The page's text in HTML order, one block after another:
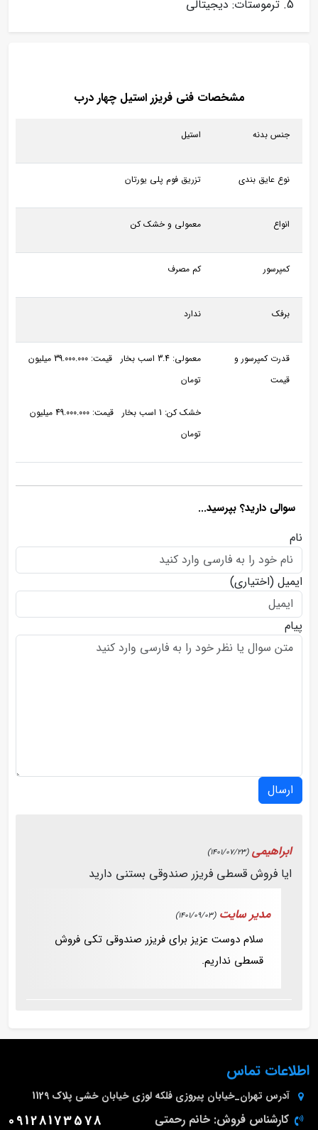
ترموستات: دیجیتالی
مشخصات فنی فریزر استیل چهار درب
جنس بدنه استیل
نوع عایق بندی تزریق فوم پلی یورتان
انواع معمولی و خشک کن
کمپرسور کم مصرف
برفک ندارد
قدرت کمپرسور و
قیمت
معمولی: 3.4 اسب بخار قیمت: 39.000.000 میلیون
تومان
خشک کن: 1 اسب بخار قیمت: 49.000.000 میلیون
تومان
سوالی دارید؟ بپرسید...
نام
ایمیل (اختیاری)
پیام
ارسال
ابراهیمی (1401/07/23)
ایا فروش قسطی فریزر صندوقی بستنی دارید
مدیر سایت (1401/09/03)
سلام دوست عزیز برای فریزر صندوقی تکی فروش
قسطی نداریم.
اطلاعات تماس
آدرس تهران_خیابان پیروزی فلکه لوزی خیابان خشی پلاک 1129
کارشناس فروش: خانم رحمتی 09128173578